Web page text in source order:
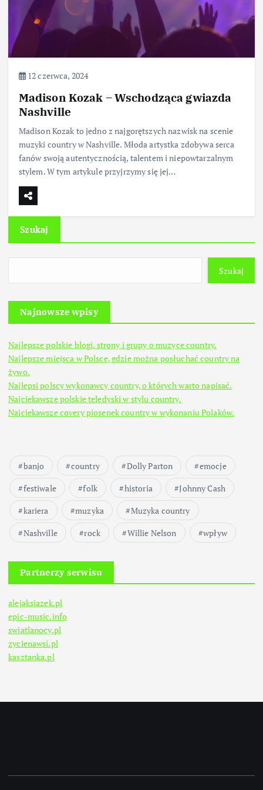
12 czerwca, 2024
Madison Kozak – Wschodząca gwiazda
Nashville
Madison Kozak to jedno z najgorętszych nazwisk na scenie
muzyki country w Nashville. Młoda artystka zdobywa serca
fanów swoją autentycznością, talentem i niepowtarzalnym
stylem. W tym artykule przyjrzymy się jej…
Szukaj
Szukaj
Najnowsze wpisy
Najlepsze polskie blogi, strony i grupy o muzyce country.
Najlepsze miejsca w Polsce, gdzie można posłuchać country na
żywo.
Najlepsi polscy wykonawcy country, o których warto napisać.
Najciekawsze polskie teledyski w stylu country.
Najciekawsze covery piosenek country w wykonaniu Polaków.
banjo country Dolly Parton
emocje
festiwale
folk historia
Johnny Cash
kariera
muzyka
Muzyka country
Nashville
rock Willie Nelson wpływ
Partnerzy serwisu
alejaksiazek.pl
epic-music.info
swiatlanocy.pl
zycienawsi.pl
kasztanka.pl